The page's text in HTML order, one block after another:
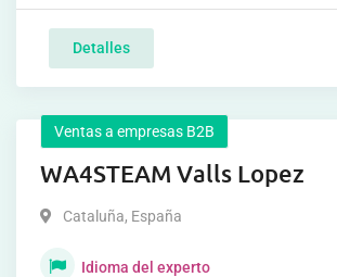
Detalles
Ventas a empresas B2B
WA4STEAM Valls Lopez
Cataluña, España
Idioma del experto